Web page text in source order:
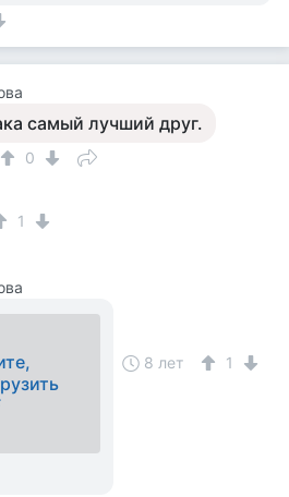
самый лучший друг.
0
1
8 лет 1